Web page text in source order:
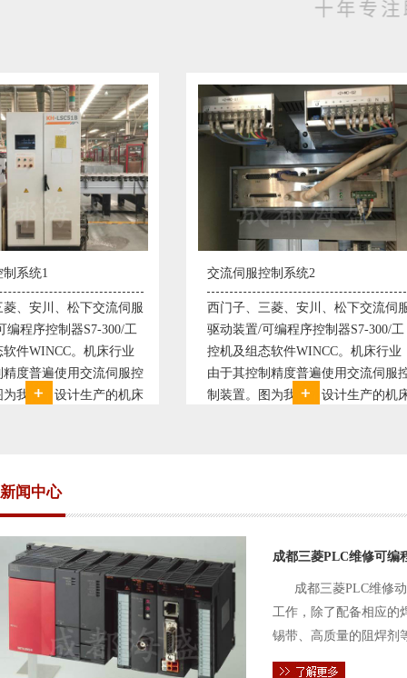
交流伺服控制系统2
西门子、三菱、安川、松下交流伺服
驱动装置/可编程序控制器S7-300/工
控机及组态软件WINCC。机床行业
由于其控制精度普遍使用交流伺服控
制装置。图为我公司设计生产的机床
变频恒压供水系统
变频恒压供水系
极调速技术原理
使供水随着使用
持供水设定压力
点、远传压力表
新闻中心
成都三菱PLC维修可编
成都三菱PLC维修
工作，除了配备相应的
锡带、高质量的阻焊剂
件的电路及通信电缆。